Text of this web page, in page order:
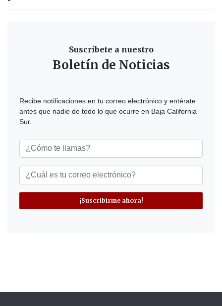
Suscríbete a nuestro
Boletín de Noticias
Recibe notificaciones en tu correo electrónico y entérate
antes que nadie de todo lo que ocurre en Baja California
Sur.
¡Suscribirme ahora!